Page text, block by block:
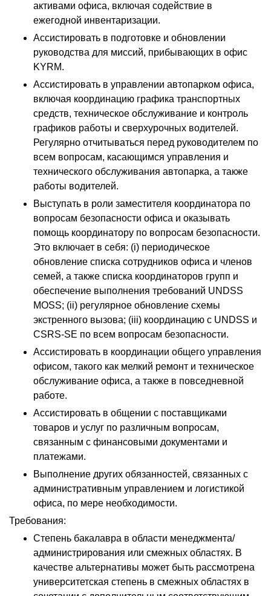
активами офиса, включая содействие в
ежегодной инвентаризации.
Ассистировать в подготовке и обновлении
руководства для миссий, прибывающих в офис
KYRM.
Ассистировать в управлении автопарком офиса,
включая координацию графика транспортных
средств, техническое обслуживание и контроль
графиков работы и сверхурочных водителей.
Регулярно отчитываться перед руководителем по
всем вопросам, касающимся управления и
технического обслуживания автопарка, а также
работы водителей.
Выступать в роли заместителя координатора по
вопросам безопасности офиса и оказывать
помощь координатору по вопросам безопасности.
Это включает в себя: (i) периодическое
обновление списка сотрудников офиса и членов
семей, а также списка координаторов групп и
обеспечение выполнения требований UNDSS
MOSS; (ii) регулярное обновление схемы
экстренного вызова; (iii) координацию с UNDSS и
CSRS-SE по всем вопросам безопасности.
Ассистировать в координации общего управления
офисом, такого как мелкий ремонт и техническое
обслуживание офиса, а также в повседневной
работе.
Ассистировать в общении с поставщиками
товаров и услуг по различным вопросам,
связанным с финансовыми документами и
платежами.
Выполнение других обязанностей, связанных с
административным управлением и логистикой
офиса, по мере необходимости.
Требования:
Степень бакалавра в области менеджмента/
администрирования или смежных областях. В
качестве альтернативы может быть рассмотрена
университетская степень в смежных областях в